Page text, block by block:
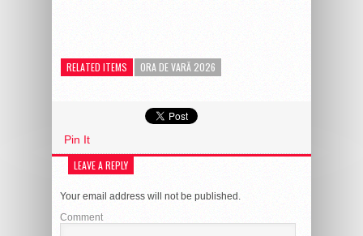
RELATED ITEMS ORA DE VARĂ 2026
Pin It
LEAVE A REPLY
Your email address will not be published.
Comment